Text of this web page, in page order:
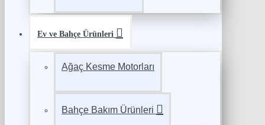
Ev ve Bahçe Ürünleri
Ağaç Kesme Motorları
Bahçe Bakım Ürünleri